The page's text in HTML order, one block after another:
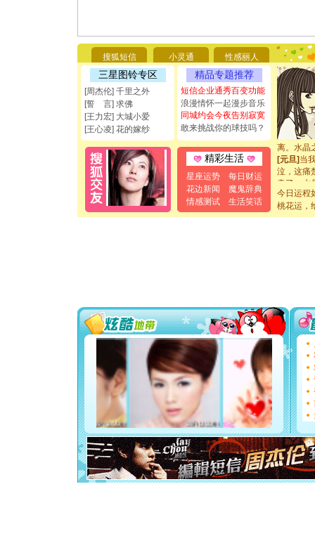
搜狐短信 小灵通 性感丽人
三星图铃专区
[周杰伦] 千里之外
[誓 言] 求佛
[王力宏] 大城小爱
[王心凌] 花的嫁纱
精品专题推荐
短信企业通秀百变功能
浪漫情怀一起漫步音乐
同城约会今夜告别寂寞
敢来挑战你的球技吗？
精彩生活
星座运势
每日财运
花边新闻
魔鬼辞典
情感测试
生活笑话
能正大光
都要快乐
[圣诞节]
如意,快
[元旦]看
断电。爱
你是我专
[元旦]如
起；二是
离。水晶
[元旦]当
泣，这痛
卖了。水
[春节]风
颜！冬去
道一声平
能正大光
都要快乐
[圣诞节]
如意,快
[元旦]
看
断电。
你是我
[元旦]
如
起；二
离。水
[元旦]
泣，这痛
卖了。水
[春节]风
颜！冬去
今日运程
桃花运，